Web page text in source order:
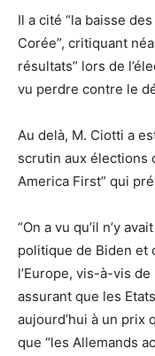
Il a cité “la baisse
Corée”, critiquant
résultats” lors de
vu perdre contre le
Au delà, M. Ciotti a
scrutin aux élections
America First” qui
“On a vu qu’il n’y
politique de Biden et
l’Europe, vis-à-vis
assurant que les
aujourd’hui à un prix
que “les Allemands